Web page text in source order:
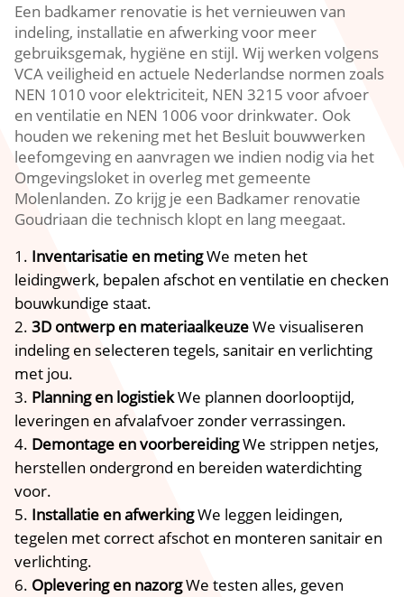
Een badkamer renovatie is het vernieuwen van
indeling, installatie en afwerking voor meer
gebruiksgemak, hygiëne en stijl.​ Wij werken volgens
VCA veiligheid en actuele Nederlandse normen zoals
NEN 1010 voor elektriciteit, NEN 3215 voor afvoer
en ventilatie en NEN 1006 voor drinkwater.​ Ook
houden we rekening met het Besluit bouwwerken
leefomgeving en aanvragen we indien nodig via het
Omgevingsloket in overleg met gemeente
Molenlanden.​ Zo krijg je een Badkamer renovatie
Goudriaan die technisch klopt en lang meegaat.​
Inventarisatie en metingWe meten het
leidingwerk, bepalen afschot en ventilatie en checken
bouwkundige staat.​
3D ontwerp en materiaalkeuzeWe visualiseren
indeling en selecteren tegels, sanitair en verlichting
met jou.​
Planning en logistiekWe plannen doorlooptijd,
leveringen en afvalafvoer zonder verrassingen.​
Demontage en voorbereidingWe strippen netjes,
herstellen ondergrond en bereiden waterdichting
voor.​
Installatie en afwerkingWe leggen leidingen,
tegelen met correct afschot en monteren sanitair en
verlichting.​
Oplevering en nazorgWe testen alles, geven